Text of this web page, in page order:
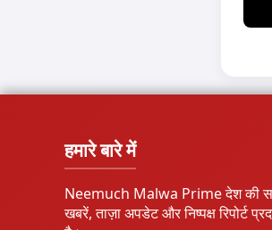
हमारे बारे में
Neemuch Malwa Prime देश की
खबरें, ताज़ा अपडेट और निष्पक्ष रिपोर्ट